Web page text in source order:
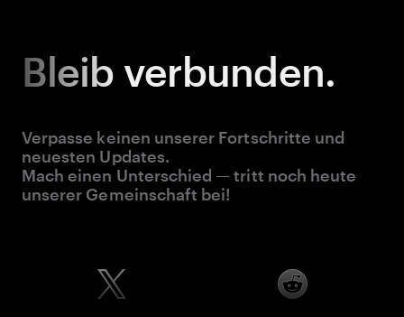
Bleib verbunden.
Verpasse keinen unserer Fortschritte und
neuesten Updates.
Mach einen Unterschied — tritt noch heute
unserer Gemeinschaft bei!